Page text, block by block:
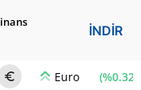
İNDİR
Euro (%0.32)